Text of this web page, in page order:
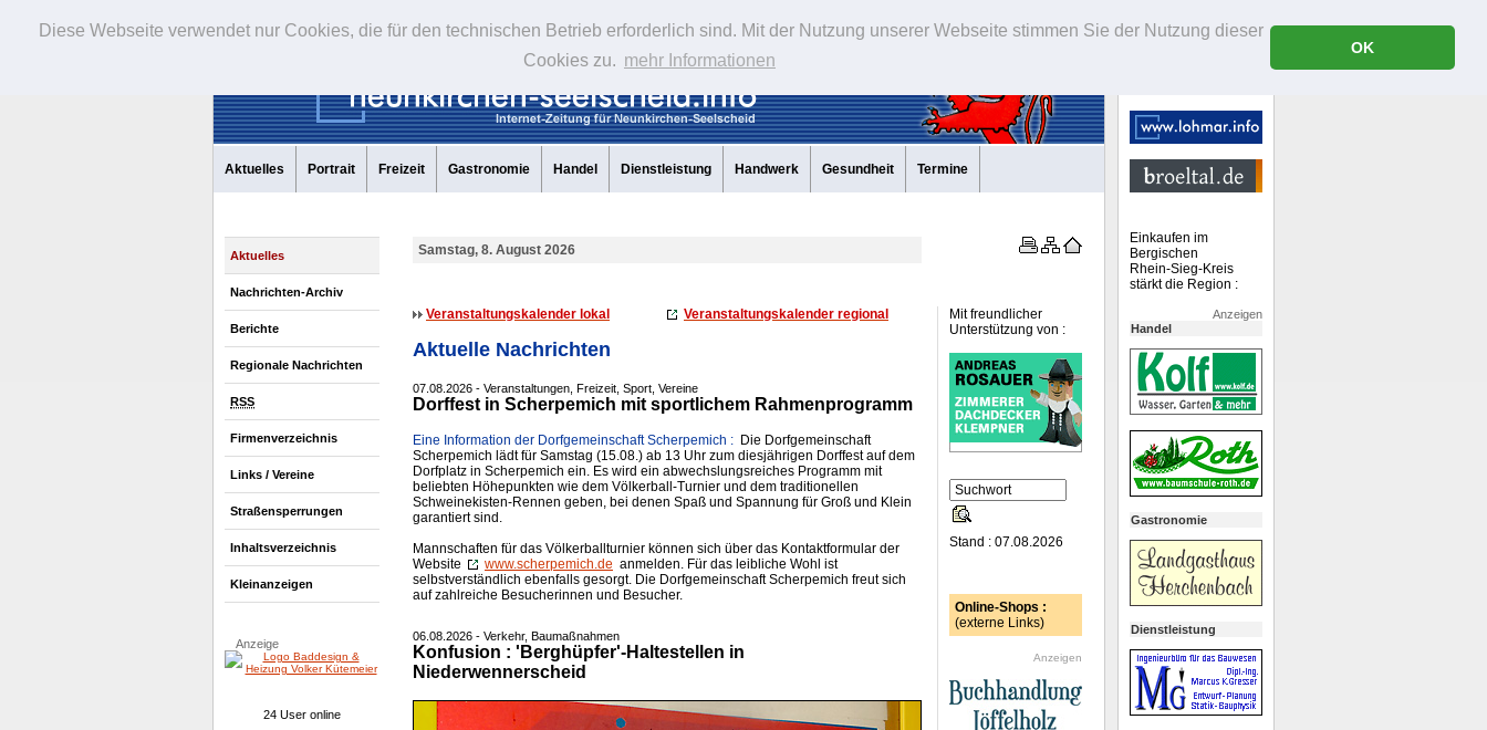
Diese Webseite verwendet nur Cookies, die für den technischen Betrieb erforderlich sind. Mit der Nutzung unserer Webseite stimmen Sie der Nutzung dieser
Cookies zu. mehr Informationen
OK
Aktuelles Portrait Freizeit Gastronomie Handel Dienstleistung Handwerk Gesundheit Termine
Aktuelles
Nachrichten-Archiv
Berichte
Regionale Nachrichten
RSS
Firmenverzeichnis
Links / Vereine
Straßensperrungen
Inhaltsverzeichnis
Kleinanzeigen
Anzeige
Besucher seit dem
Samstag, 8. August 2026
Veranstaltungskalender lokal Veranstaltungskalender regional
Aktuelle Nachrichten
07.08.2026 - Veranstaltungen, Freizeit, Sport, Vereine
Dorffest in Scherpemich mit sportlichem Rahmenprogramm
Eine Information der Dorfgemeinschaft Scherpemich : Die Dorfgemeinschaft
Scherpemich lädt für Samstag (15.08.) ab 13 Uhr zum diesjährigen Dorffest auf dem
Dorfplatz in Scherpemich ein. Es wird ein abwechslungsreiches Programm mit
beliebten Höhepunkten wie dem Völkerball-Turnier und dem traditionellen
Schweinekisten-Rennen geben, bei denen Spaß und Spannung für Groß und Klein
garantiert sind.
Mannschaften für das Völkerballturnier können sich über das Kontaktformular der
Website
www.scherpemich.de anmelden. Für das leibliche Wohl ist
selbstverständlich ebenfalls gesorgt. Die Dorfgemeinschaft Scherpemich freut sich
auf zahlreiche Besucherinnen und Besucher.
06.08.2026 - Verkehr, Baumaßnahmen
Konfusion : 'Berghüpfer'-Haltestellen in
Niederwennerscheid
Mit freundlicher
Unterstützung von :
Stand : 07.08.2026
Online-Shops :
(externe Links)
Anzeigen
Einkaufen im
Bergischen
Rhein-Sieg-Kreis
stärkt die Region :
Anzeigen
Handel
Gastronomie
Dienstleistung